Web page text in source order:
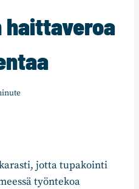
haittaveroa
jotta tupakointi
työntekoa